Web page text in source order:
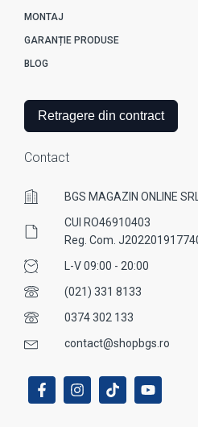
MONTAJ
GARANȚIE PRODUSE
BLOG
Retragere din contract
Contact
BGS MAGAZIN ONLINE SRL
CUI RO46910403
Reg. Com.
L-V 09:00 - 20:00
(021) 331 8133
0374 302 133
contact@shopbgs.ro